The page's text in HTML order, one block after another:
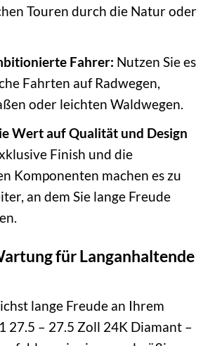
Touren durch die Natur oder
Fahrer: Nutzen Sie es
Fahrten auf Radwegen,
oder leichten Waldwegen.
Wert auf Qualität und Design
Finish und die
Komponenten machen es zu
an dem Sie lange Freude
für Langanhaltende
lange Freude an Ihrem
27.5 – 27.5 Zoll 24K Diamant –